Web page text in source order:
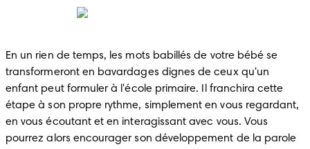
En un rien de temps, les mots babillés de votre bébé se
transformeront en bavardages dignes de ceux qu'un
enfant peut formuler à l'école primaire. Il franchira cette
étape à son propre rythme, simplement en vous regardant,
en vous écoutant et en interagissant avec vous. Vous
pourrez alors encourager son développement de la parole